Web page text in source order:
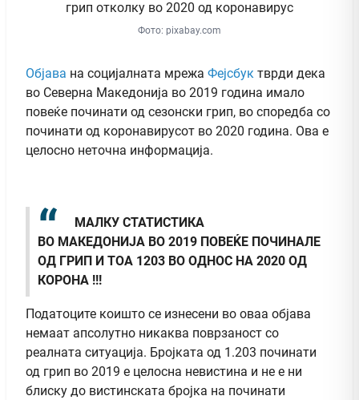
Фото: pixabay.com
Објава на социјалната мрежа Фејсбук тврди дека
во Северна Македонија во 2019 година имало
повеќе починати од сезонски грип, во споредба со
починати од коронавирусот во 2020 година. Ова е
целосно неточна информација.
МАЛКУ СТАТИСТИКА
ВО МАКЕДОНИЈА ВО 2019 ПОВЕЌЕ ПОЧИНАЛЕ
ОД ГРИП И ТОА 1203 ВО ОДНОС НА 2020 ОД
КОРОНА !!!
Податоците коишто се изнесени во оваа објава
немаат апсолутно никаква поврзаност со
реалната ситуација. Бројката од 1.203 починати
од грип во 2019 е целосна невистина и не е ни
блиску до вистинската бројка на починати